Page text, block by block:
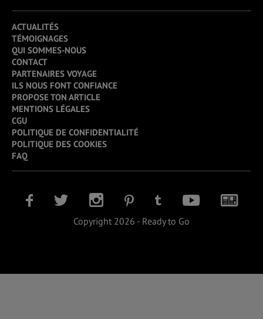
ACTUALITÉS
TÉMOIGNAGES
QUI SOMMES-NOUS
CONTACT
PARTENAIRES VOYAGE
ILS NOUS FONT CONFIANCE
PROPOSE TON ARTICLE
MENTIONS LÉGALES
CGU
POLITIQUE DE CONFIDENTIALITÉ
POLITIQUE DES COOKIES
FAQ
Copyright 2026 - Ready to Go